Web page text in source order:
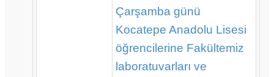
Çarşamba günü
Kocatepe Anadolu Lisesi
öğrencilerine Fakültemiz
laboratuvarları ve